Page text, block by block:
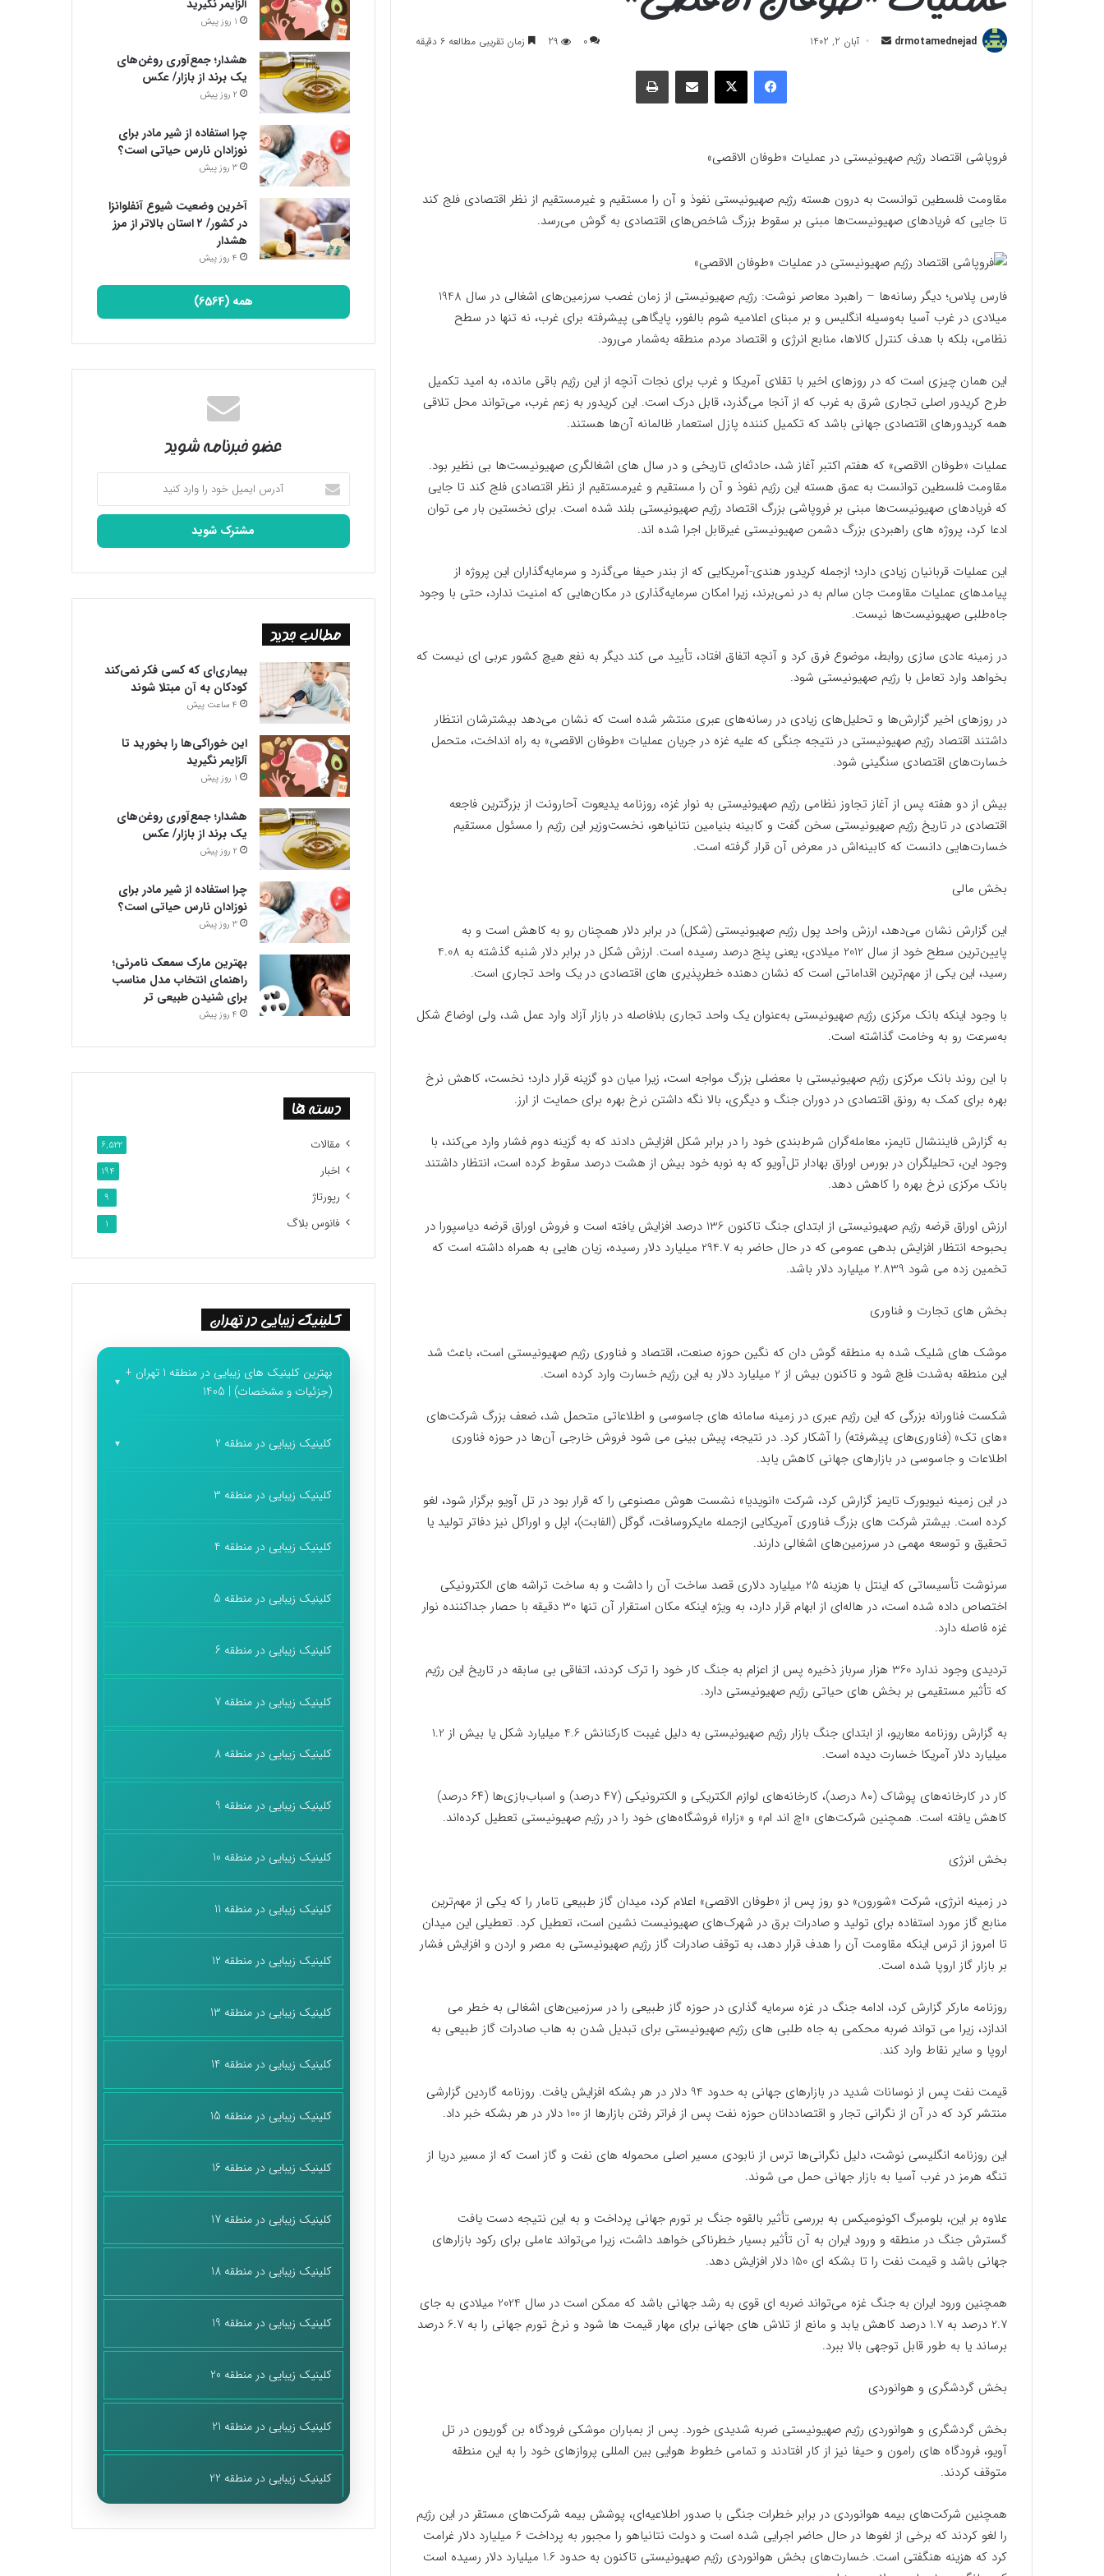
drmotamednejad
ارسال آبان 2, 1402 0
29 زمان تقریبی مطالعه 6 دقیقه
فیسبوک ایکس اشتراک گذاری با ایمیل چاپ
فروپاشی اقتصاد رژیم صهیونیستی در عملیات «طوفان الاقصی»
مقاومت فلسطین توانست به درون هسته رژیم صهیونیستی نفوذ و آن را مستقیم و غیرمستقیم از نظر اقتصادی فلج کند
تا جایی که فریادهای صهیونیست‌ها مبنی بر سقوط بزرگ شاخص‌های اقتصادی به گوش می‌رسد.
فارس پلاس؛ دیگر رسانه‌ها – راهبرد معاصر نوشت: رژیم صهیونیستی از زمان غصب سرزمین‌های اشغالی در سال 1948
میلادی در غرب آسیا به‌وسیله انگلیس و بر مبنای اعلامیه شوم بالفور، پایگاهی پیشرفته برای غرب، نه تنها در سطح
نظامی، بلکه با هدف کنترل کالاها، منابع انرژی و اقتصاد مردم منطقه به‌شمار می‌رود.
این همان چیزی است که در روزهای اخیر با تقلای آمریکا و غرب برای نجات آنچه از این رژیم باقی مانده، به امید تکمیل
طرح کریدور اصلی تجاری شرق به غرب که از آنجا می‌گذرد، قابل درک است. این کریدور به زعم غرب، می‌تواند محل تلاقی
همه کریدورهای اقتصادی جهانی باشد که تکمیل کننده پازل استعمار ظالمانه آن‌ها هستند.
عملیات «طوفان الاقصی» که هفتم اکتبر آغاز شد، حادثه‌ای تاریخی و در سال های اشغالگری صهیونیست‌ها بی نظیر بود.
مقاومت فلسطین توانست به عمق هسته این رژیم نفوذ و آن را مستقیم و غیرمستقیم از نظر اقتصادی فلج کند تا جایی
که فریادهای صهیونیست‌ها مبنی بر فروپاشی بزرگ اقتصاد رژیم صهیونیستی بلند شده است. برای نخستین بار می توان
ادعا کرد، پروژه های راهبردی بزرگ دشمن صهیونیستی غیرقابل اجرا شده اند.
این عملیات قربانیان زیادی دارد؛ ازجمله کریدور هندی-آمریکایی که از بندر حیفا می‌گذرد و سرمایه‌گذاران این پروژه از
پیامدهای عملیات مقاومت جان سالم به در نمی‌برند، زیرا امکان سرمایه‌گذاری در مکان‌هایی که امنیت ندارد، حتی با وجود
جاه‌طلبی‌ صهیونیست‌ها نیست.
در زمینه عادی سازی روابط، موضوع فرق کرد و آنچه اتفاق افتاد، تأیید می کند دیگر به نفع هیچ کشور عربی ای نیست که
بخواهد وارد تعامل با رژیم صهیونیستی شود.
در روزهای اخیر گزارش‌ها و تحلیل‌های زیادی در رسانه‌های عبری منتشر شده است که نشان می‌دهد بیشترشان انتظار
داشتند اقتصاد رژیم صهیونیستی در نتیجه جنگی که علیه غزه در جریان عملیات «طوفان الاقصی» به راه انداخت، متحمل
خسارت‌های اقتصادی سنگینی شود.
بیش از دو هفته پس از آغاز تجاوز نظامی رژیم صهیونیستی به نوار غزه، روزنامه یدیعوت آحارونت از بزرگترین فاجعه
اقتصادی در تاریخ رژیم صهیونیستی سخن گفت و کابینه بنیامین نتانیاهو، نخست‌وزیر این رژیم را مسئول مستقیم
خسارت‌هایی دانست که کابینه‌اش در معرض آن قرار گرفته است.
بخش مالی
این گزارش نشان می‌دهد، ارزش واحد پول رژیم صهیونیستی (شکل) در برابر دلار همچنان رو به کاهش است و به
پایین‌ترین سطح خود از سال 2012 میلادی، یعنی پنج درصد رسیده است. ارزش شکل در برابر دلار شنبه گذشته به 4.08
رسید، این یکی از مهم‌ترین اقداماتی است که نشان دهنده خطرپذیری های اقتصادی در یک واحد تجاری است.
با وجود اینکه بانک مرکزی رژیم صهیونیستی به‌عنوان یک واحد تجاری بلافاصله در بازار آزاد وارد عمل شد، ولی اوضاع شکل
به‌سرعت رو به وخامت گذاشته است.
با این روند بانک مرکزی رژیم صهیونیستی با معضلی بزرگ مواجه است، زیرا میان دو گزینه قرار دارد؛ نخست، کاهش نرخ
بهره برای کمک به رونق اقتصادی در دوران جنگ و دیگری، بالا نگه داشتن نرخ بهره برای حمایت از ارز.
به گزارش فایننشال تایمز، معامله‌گران شرط‌بندی خود را در برابر شکل افزایش دادند که به گزینه دوم فشار وارد می‌کند، با
وجود این، تحلیلگران در بورس اوراق بهادار تل‌آویو که به نوبه خود بیش از هشت درصد سقوط کرده است، انتظار داشتند
بانک مرکزی نرخ بهره را کاهش دهد.
ارزش اوراق قرضه رژیم صهیونیستی از ابتدای جنگ تاکنون 136 درصد افزایش یافته است و فروش اوراق قرضه دیاسپورا در
بحبوحه انتظار افزایش بدهی عمومی که در حال حاضر به 294.7 میلیارد دلار رسیده، زیان هایی به همراه داشته است که
تخمین زده می شود 2.839 میلیارد دلار باشد.
بخش های تجارت و فناوری
موشک های شلیک شده به منطقه گوش دان که نگین حوزه صنعت، اقتصاد و فناوری رژیم صهیونیستی است، باعث شد
این منطقه به‌شدت فلج شود و تاکنون بیش از 2 میلیارد دلار به این رژیم خسارت وارد کرده است.
شکست فناورانه بزرگی که این رژیم عبری در زمینه سامانه های جاسوسی و اطلاعاتی متحمل شد، ضعف بزرگ شرکت‌های
«های تک» (فناوری‌های پیشرفته) را آشکار کرد. در نتیجه، پیش بینی می شود فروش خارجی آن‌ها در حوزه فناوری
اطلاعات و جاسوسی در بازارهای جهانی کاهش یابد.
در این زمینه نیویورک تایمز گزارش کرد، شرکت «انویدیا» نشست هوش مصنوعی را که قرار بود در تل آویو برگزار شود، لغو
کرده است. بیشتر شرکت های بزرگ فناوری آمریکایی ازجمله مایکروسافت، گوگل (الفابت)، اپل و اوراکل نیز دفاتر تولید یا
تحقیق و توسعه مهمی در سرزمین‌های اشغالی دارند.
سرنوشت تأسیساتی که اینتل با هزینه 25 میلیارد دلاری قصد ساخت آن را داشت و به ساخت تراشه های الکترونیکی
اختصاص داده شده است، در هاله‌ای از ابهام قرار دارد، به ویژه اینکه مکان استقرار آن تنها 30 دقیقه با حصار جداکننده نوار
غزه فاصله دارد.
تردیدی وجود ندارد 360 هزار سرباز ذخیره پس از اعزام به جنگ کار خود را ترک کردند، اتفاقی بی سابقه در تاریخ این رژیم
که تأثیر مستقیمی بر بخش های حیاتی رژیم صهیونیستی دارد.
به گزارش روزنامه معاریو، از ابتدای جنگ بازار رژیم صهیونیستی به دلیل غیبت کارکنانش 4.6 میلیارد شکل یا بیش از 1.2
میلیارد دلار آمریکا خسارت دیده است.
کار در کارخانه‌های پوشاک (۸۰ درصد)، کارخانه‌های لوازم الکتریکی و الکترونیکی (۴۷ درصد) و اسباب‌بازی‌ها (۶۴ درصد)
کاهش یافته است. همچنین شرکت‌های «اچ اند ام» و «زارا» فروشگاه‌های خود را در رژیم صهیونیستی تعطیل کرده‌اند.
بخش انرژی
در زمینه انرژی، شرکت «شورون» دو روز پس از «طوفان الاقصی» اعلام کرد، میدان گاز طبیعی تامار را که یکی از مهم‌ترین
منابع گاز مورد استفاده برای تولید و صادرات برق در شهرک‌های صهیونیست نشین است، تعطیل کرد. تعطیلی این میدان
تا امروز از ترس اینکه مقاومت آن را هدف قرار دهد، به توقف صادرات گاز رژیم صهیونیستی به مصر و اردن و افزایش فشار
بر بازار گاز اروپا شده است.
روزنامه مارکر گزارش کرد، ادامه جنگ در غزه سرمایه گذاری در حوزه گاز طبیعی را در سرزمین‌های اشغالی به خطر می
اندازد، زیرا می تواند ضربه محکمی به جاه طلبی های رژیم صهیونیستی برای تبدیل شدن به هاب صادرات گاز طبیعی به
اروپا و سایر نقاط وارد کند.
قیمت نفت پس از نوسانات شدید در بازارهای جهانی به حدود 94 دلار در هر بشکه افزایش یافت. روزنامه گاردین گزارشی
منتشر کرد که در آن از نگرانی تجار و اقتصاددانان حوزه نفت پس از فراتر رفتن بازارها از 100 دلار در هر بشکه خبر داد.
این روزنامه انگلیسی نوشت، دلیل نگرانی‌ها ترس از نابودی مسیر اصلی محموله های نفت و گاز است که از مسیر دریا از
تنگه هرمز در غرب آسیا به بازار جهانی حمل می شوند.
علاوه بر این، بلومبرگ اکونومیکس به بررسی تأثیر بالقوه جنگ بر تورم جهانی پرداخت و به این نتیجه دست یافت
گسترش جنگ در منطقه و ورود ایران به آن تأثیر بسیار خطرناکی خواهد داشت، زیرا می‌تواند عاملی برای رکود بازارهای
جهانی باشد و قیمت نفت را تا بشکه ای 150 دلار افزایش دهد.
همچنین ورود ایران به جنگ غزه می‌تواند ضربه ای قوی به رشد جهانی باشد که ممکن است در سال 2024 میلادی به جای
2.7 درصد به 1.7 درصد کاهش یابد و مانع از تلاش های جهانی برای مهار قیمت ها شود و نرخ تورم جهانی را به 6.7 درصد
برساند یا به طور قابل توجهی بالا ببرد.
بخش گردشگری و هوانوردی
بخش گردشگری و هوانوردی رژیم صهیونیستی ضربه شدیدی خورد. پس از بمباران موشکی فرودگاه بن گوریون در تل
آویو، فرودگاه های رامون و حیفا نیز از کار افتادند و تمامی خطوط هوایی بین المللی پروازهای خود را به این منطقه
متوقف کردند.
همچنین شرکت‌های بیمه هوانوردی در برابر خطرات جنگی با صدور اطلاعیه‌ای، پوشش بیمه شرکت‌های مستقر در این رژیم
را لغو کردند که برخی از لغو‌ها در حال حاضر اجرایی شده است و دولت نتانیاهو را مجبور به پرداخت 6 میلیارد دلار غرامت
کرد که هزینه هنگفتی است. خسارت‌های بخش هوانوردی رژیم صهیونیستی تاکنون به حدود 1.6 میلیارد دلار رسیده است
آلزایمر نگیرید
1 روز پیش
هشدار؛ جمع‌آوری روغن‌های
یک برند از بازار/ عکس
2 روز پیش
چرا استفاده از شیر مادر برای
نوزادان نارس حیاتی است؟
3 روز پیش
آخرین وضعیت شیوع آنفلوانزا
در کشور/ ۲ استان بالاتر از مرز
هشدار
4 روز پیش
همه (6564)
عضو خبرنامه شوید
آدرس
ایمیل
خود
وارد
مطالب جدید
بیماری‌ای که کسی فکر نمی‌کند
کودکان به آن مبتلا شوند
4 ساعت پیش
این خوراکی‌ها را بخورید تا
آلزایمر نگیرید
1 روز پیش
هشدار؛ جمع‌آوری روغن‌های
یک برند از بازار/ عکس
2 روز پیش
چرا استفاده از شیر مادر برای
نوزادان نارس حیاتی است؟
3 روز پیش
بهترین مارک سمعک نامرئی؛
راهنمای انتخاب مدل مناسب
برای شنیدن طبیعی تر
4 روز پیش
دسته ها
مقالات 6,522
اخبار 194
رپورتاژ 9
فانوس بلاگ 1
کلینیک زیبایی در تهران
بهترین کلینیک های زیبایی در منطقه 1 تهران +
(جزئیات و مشخصات) | 1405
کلینیک زیبایی در منطقه 2
کلینیک زیبایی در منطقه 3
کلینیک زیبایی در منطقه 4
کلینیک زیبایی در منطقه 5
کلینیک زیبایی در منطقه 6
کلینیک زیبایی در منطقه 7
کلینیک زیبایی در منطقه 8
کلینیک زیبایی در منطقه 9
کلینیک زیبایی در منطقه 10
کلینیک زیبایی در منطقه 11
کلینیک زیبایی در منطقه 12
کلینیک زیبایی در منطقه 13
کلینیک زیبایی در منطقه 14
کلینیک زیبایی در منطقه 15
کلینیک زیبایی در منطقه 16
کلینیک زیبایی در منطقه 17
کلینیک زیبایی در منطقه 18
کلینیک زیبایی در منطقه 19
کلینیک زیبایی در منطقه 20
کلینیک زیبایی در منطقه 21
کلینیک زیبایی در منطقه 22